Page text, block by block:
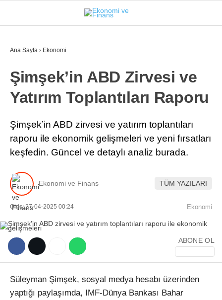
İSTANBUL
GÜNDEM
EKONOMI
FINANS
BORSA
SEKTÖRLER
TEKNOLOJI
OTOMOBIL
Ana Sayfa › Ekonomi
Şimşek’in ABD Zirvesi ve
Yatırım Toplantıları Raporu
Şimşek’in ABD zirvesi ve yatırım toplantıları
raporu ile ekonomik gelişmeleri ve yeni fırsatları
keşfedin. Güncel ve detaylı analiz burada.
Ekonomi ve Finans TÜM YAZILARI
Giriş: 27-04-2025 00:24 Ekonomi
ABONE OL
Süleyman Şimşek, sosyal medya hesabı üzerinden
yaptığı paylaşımda, IMF-Dünya Bankası Bahar